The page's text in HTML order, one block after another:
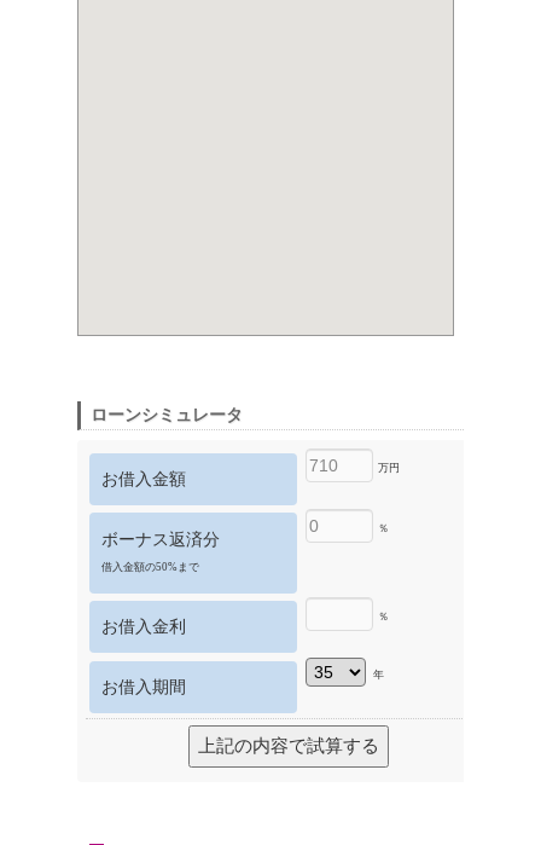
ローンシミュレータ
お借入金額
万円
ボーナス返済分
借入金額の50%まで
％
お借入金利
％
お借入期間
年